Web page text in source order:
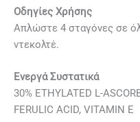
Οδηγίες Χρήσης
Απλώστε 4 σταγόνες σε
ντεκολτέ.
Ενεργά Συστατικά
30% ETHYLATED L-
FERULIC ACID, VITAMIN E